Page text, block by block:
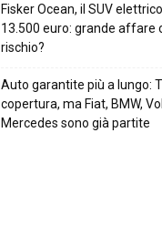
Fisker Ocean, il SUV
13.500 euro: grande affare
rischio?
Auto garantite più a lungo:
copertura, ma Fiat, BMW,
Mercedes sono già partite